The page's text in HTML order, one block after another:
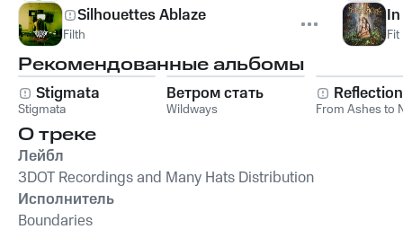
Silhouettes Ablaze
Filth
Рекомендованные альбомы
Stigmata
Stigmata
Ветром стать
Wildways From Ashes to
О треке
Лейбл
3DOT Recordings and Many Hats Distribution
Исполнитель
Boundaries